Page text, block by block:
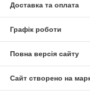
Доставка та оплата
Графік роботи
Повна версія сайту
Сайт створено на